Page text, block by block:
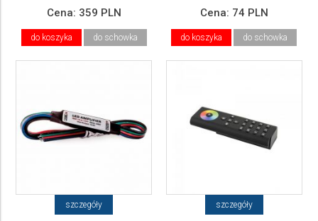
Cena: 359 PLN
do koszyka do schowka
Cena: 74 PLN
do koszyka do schowka
szczegóły szczegóły